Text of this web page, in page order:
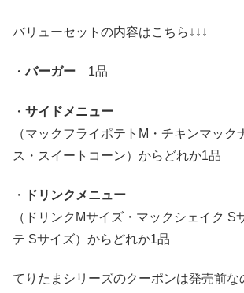
バリューセットの内容はこちら↓↓↓
・バーガー 1品
・ サイドメニュー
（マックフライポテトM・チキンマック
ス・スイートコーン）からどれか1品
・
ドリンクメニュー
（ドリンクMサイズ・マックシェイク S
テ Sサイズ）からどれか1品
てりたまシリーズのクーポンは発売前な